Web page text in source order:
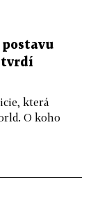
tvrdí
která
O koho